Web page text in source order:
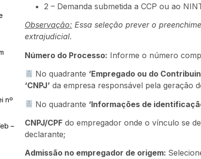
nº
–
2 – Demanda submetida a CCP ou ao
Observação: Essa seleção prever o
extrajudicial.
Número do Processo: Informe o número
No quadrante ‘Empregado ou do
‘CNPJ’da empresa responsável pela geração
No quadrante ‘Informações de
CNPJ/CPFdo empregador onde o vínculo se
declarante;
Admissão no empregador de origem: